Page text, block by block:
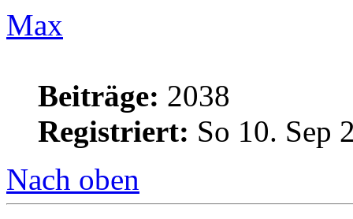
Max
Beiträge: 2038
Registriert: So 10. Sep
Nach oben